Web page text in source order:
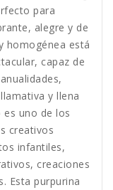
para
alegre y de
homogénea está
capaz de
y llena
es uno de los
creativos
infantiles,
creaciones
Esta purpurina